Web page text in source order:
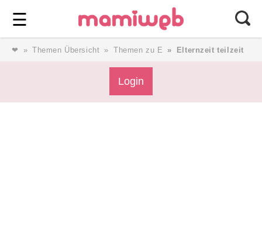
☰ ⎯ Wir lieben Familie ⎯
❤ Themen Übersicht Themen zu E Elternzeit teilzeit
Login